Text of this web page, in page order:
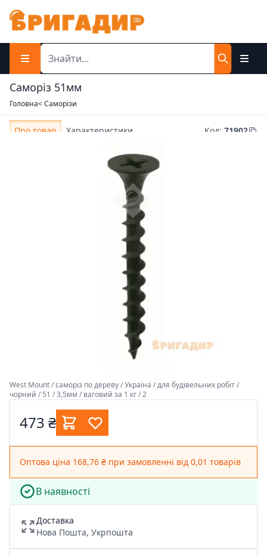
Саморіз 51мм
Головна< Саморізи
Про товар Характеристики Код: 71902
West Mount / саморіз по дереву / Україна / для будівельних робіт /
чорний / 51 / 3,5мм / ваговий за 1 кг / 2
473 ₴
Оптова ціна 168,76 ₴ при замовленні від 0,01 товарів
В наявності
Доставка
Нова Пошта, Укрпошта